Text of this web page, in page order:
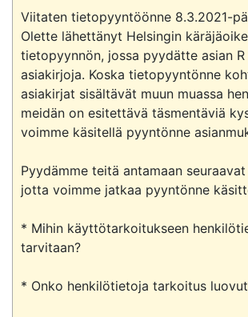
Viitaten tietopyyntöönne 8.3.2021-
Olette lähettänyt Helsingin
tietopyynnön, jossa pyydätte asian R
asiakirjoja. Koska tietopyyntönne
asiakirjat sisältävät muun muassa
meidän on esitettävä täsmentäviä
voimme käsitellä pyyntönne
Pyydämme teitä antamaan
jotta voimme jatkaa pyyntönne
* Mihin käyttötarkoitukseen
tarvitaan?
* Onko henkilötietoja tarkoitus